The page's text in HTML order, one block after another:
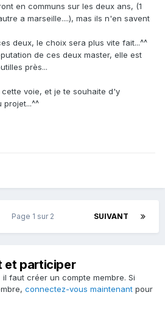
en communs sur les deux ans, (1
a marseille....), mas ils n'en savent
deux, le choix sera plus vite fait...^^
de ces deux master, elle est
près...
voie, et je te souhaite d'y
projet...^^
SUIVANT
Page 1 sur 2
et participer
faut créer un compte membre. Si
connectez-vous maintenant pour